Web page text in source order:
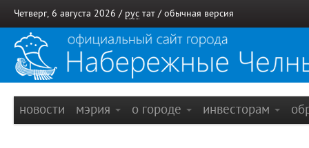
Четверг, 6 августа 2026 / рус тат / обычная версия
новости мэрия о городе инвесторам